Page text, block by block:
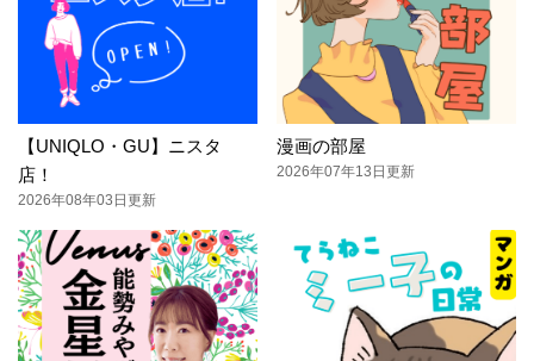
【UNIQLO・GU】ニスタ
店！
2026年08年03日更新
漫画の部屋
2026年07年13日更新